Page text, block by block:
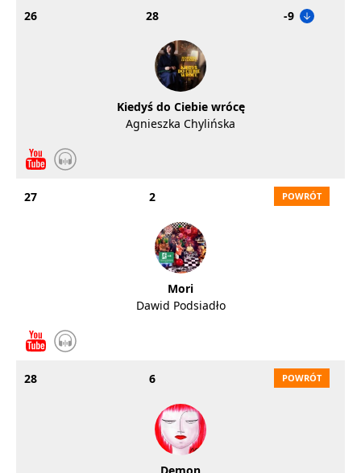
26 28 -9
Kiedyś do Ciebie wrócę
Agnieszka Chylińska
27 2
Mori
Dawid Podsiadło
28 6